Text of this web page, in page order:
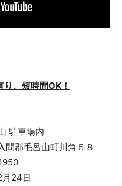
、短時間OK！
駐車場内
間郡毛呂山町川角５８
月24日